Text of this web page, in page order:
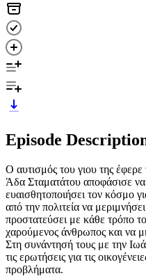
Episode
Ο αυτισμός του γιου της
Άδα Σταματάτου αποφάσισε να
ευαισθητοποιήσει τον κόσμο
από την πολιτεία να
προστατεύσει με κάθε τρόπο
χαρούμενος άνθρωπος και να
Στη συνάντησή τους με την
τις ερωτήσεις για τις
προβλήματα.